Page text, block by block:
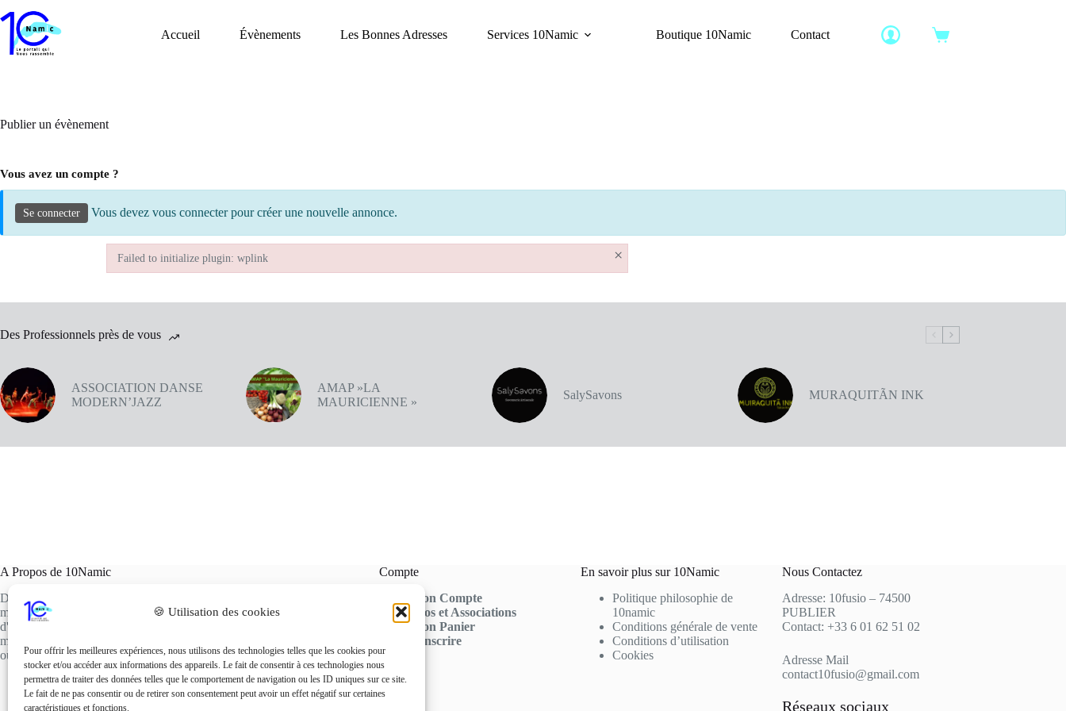
🍪 Utilisation des cookies
Pour offrir les meilleures expériences, nous utilisons des technologies telles que les cookies pour
stocker et/ou accéder aux informations des appareils. Le fait de consentir à ces technologies nous
permettra de traiter des données telles que le comportement de navigation ou les ID uniques sur ce site.
Le fait de ne pas consentir ou de retirer son consentement peut avoir un effet négatif sur certaines
caractéristiques et fonctions.
au
contenu
Accueil Évènements Les Bonnes Adresses Services 10Namic Boutique 10Namic Contact
Panier
Publier un évènement
Vous avez un compte ?
Se connecter Vous devez vous connecter pour créer une nouvelle annonce.
Des Professionnels près de vous
ASSOCIATION DANSE
MODERN’JAZZ
AMAP »LA
MAURICIENNE »
SalySavons MURAQUITÃN INK
A Propos de 10Namic
Découvrez 10namic, le portail internet incontournable du Chablais, qui
met en lumière la richesse de notre localité à travers une multitude
d'événements, de restaurants, de professionnels et d'associations. Notre
mission est de créer un véritable carrefour d'échanges et de rencontres,
où chaque acteur du Chablais peut se retrouver, échanger et collaborer.
Compte
Mon Compte
Pros et Associations
Mon Panier
S'inscrire
En savoir plus sur 10Namic
Politique philosophie de
10namic
Conditions générale de vente
Conditions d’utilisation
Cookies
Nous Contactez
Adresse: 10fusio – 74500
PUBLIER
Contact: +33 6 01 62 51 02
Adresse Mail
contact10fusio@gmail.com
Réseaux sociaux
Failed to initialize plugin: wplink ×
Failed to initialize plugin: wplink